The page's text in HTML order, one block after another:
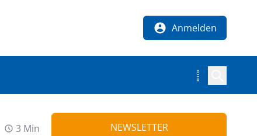
Anmelden
3 Min NEWSLETTER